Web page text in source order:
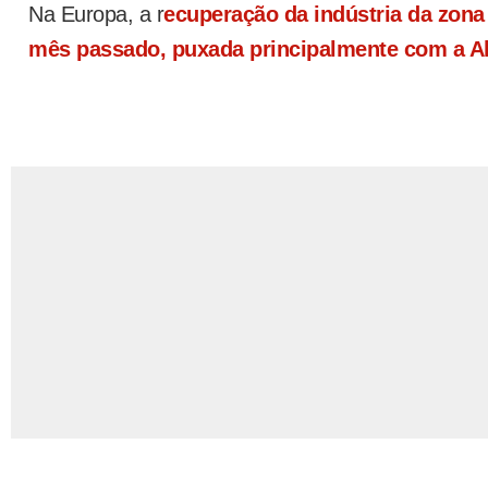
Na Europa, a recuperação da indústria da
mês passado, puxada principalmente com a